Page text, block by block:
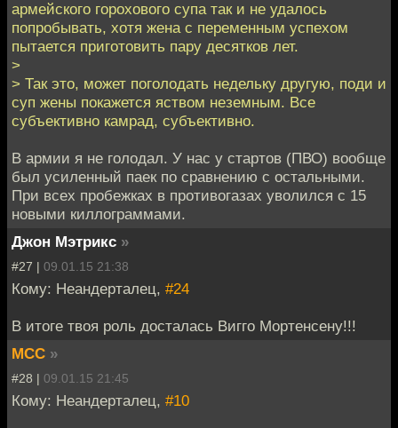
армейского горохового супа так и не удалось
попробывать, хотя жена с переменным успехом
пытается приготовить пару десятков лет.
>
> Так это, может поголодать недельку другую, поди и
суп жены покажется яством неземным. Все
субъективно камрад, субъективно.
В армии я не голодал. У нас у стартов (ПВО) вообще
был усиленный паек по сравнению с остальными.
При всех пробежках в противогазах уволился с 15
новыми киллограммами.
Джон Мэтрикс »
#27 | 09.01.15 21:38
Кому: Неандерталец, #24
В итоге твоя роль досталась Вигго Мортенсену!!!
MCC »
#28 | 09.01.15 21:45
Кому: Неандерталец, #10